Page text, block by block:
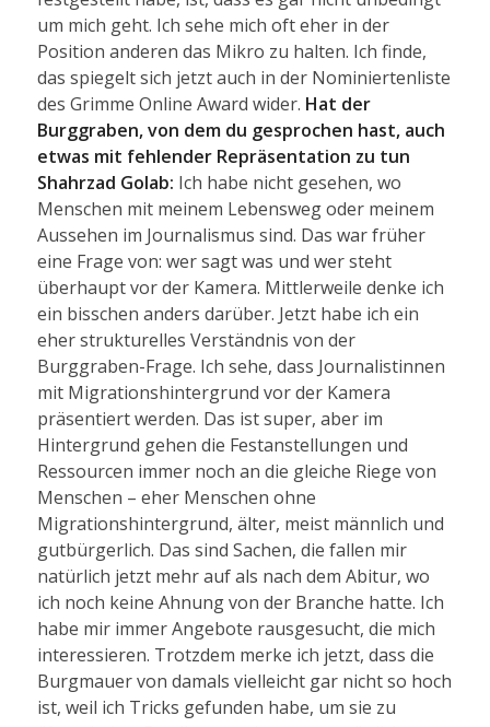
um mich geht. Ich sehe mich oft eher in der
Position anderen das Mikro zu halten. Ich finde,
das spiegelt sich jetzt auch in der Nominiertenliste
des Grimme Online Award wider. Hat der
Burggraben, von dem du gesprochen hast, auch
etwas mit fehlender Repräsentation zu tun
Shahrzad Golab: Ich habe nicht gesehen, wo
Menschen mit meinem Lebensweg oder meinem
Aussehen im Journalismus sind. Das war früher
eine Frage von: wer sagt was und wer steht
überhaupt vor der Kamera. Mittlerweile denke ich
ein bisschen anders darüber. Jetzt habe ich ein
eher strukturelles Verständnis von der
Burggraben-Frage. Ich sehe, dass Journalistinnen
mit Migrationshintergrund vor der Kamera
präsentiert werden. Das ist super, aber im
Hintergrund gehen die Festanstellungen und
Ressourcen immer noch an die gleiche Riege von
Menschen – eher Menschen ohne
Migrationshintergrund, älter, meist männlich und
gutbürgerlich. Das sind Sachen, die fallen mir
natürlich jetzt mehr auf als nach dem Abitur, wo
ich noch keine Ahnung von der Branche hatte. Ich
habe mir immer Angebote rausgesucht, die mich
interessieren. Trotzdem merke ich jetzt, dass die
Burgmauer von damals vielleicht gar nicht so hoch
ist, weil ich Tricks gefunden habe, um sie zu